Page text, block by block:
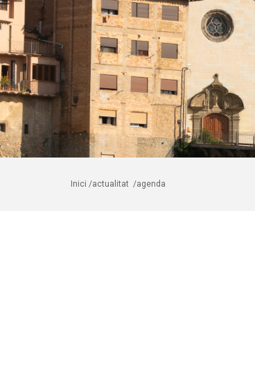
Inici /actualitat /agenda